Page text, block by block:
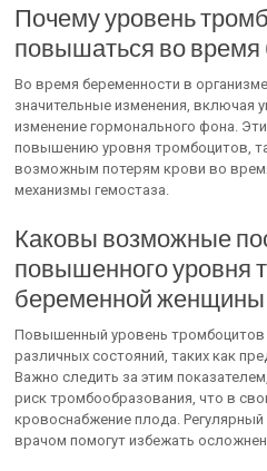
Почему уровень
повышаться во время
Во время беременности в
значительные изменения, включая
изменение гормонального фона.
повышению уровня тромбоцитов,
возможным потерям крови во
механизмы гемостаза.
Каковы возможные
повышенного уровня
беременной женщины
Повышенный уровень
различных состояний, таких как
Важно следить за этим
риск тромбообразования, что в
кровоснабжение плода.
врачом помогут избежать